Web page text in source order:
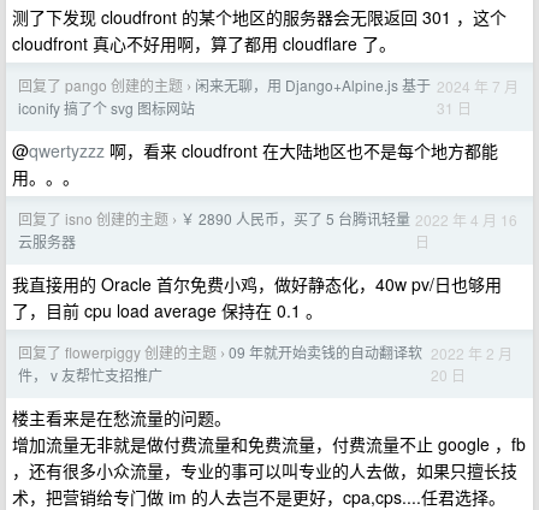
测了下发现 cloudfront 的某个地区的服务器会无限返回 301 ，这个
cloudfront 真心不好用啊，算了都用 cloudflare 了。
回复了 pango 创建的主题 › 闲来无聊，用 Django+Alpine.js 基于
iconify 搞了个 svg 图标网站
2024 年 7 月
31 日
@qwertyzzz 啊，看来 cloudfront 在大陆地区也不是每个地方都能
用。。。
回复了 isno 创建的主题 › ￥ 2890 人民币，买了 5 台腾讯轻量
云服务器
2022 年 4 月 16
日
我直接用的 Oracle 首尔免费小鸡，做好静态化，40w pv/日也够用
了，目前 cpu load average 保持在 0.1 。
回复了 flowerpiggy 创建的主题 › 09 年就开始卖钱的自动翻译软
件， v 友帮忙支招推广
2022 年 2 月
20 日
楼主看来是在愁流量的问题。
增加流量无非就是做付费流量和免费流量，付费流量不止 google ，fb
，还有很多小众流量，专业的事可以叫专业的人去做，如果只擅长技
术，把营销给专门做 im 的人去岂不是更好，cpa,cps....任君选择。